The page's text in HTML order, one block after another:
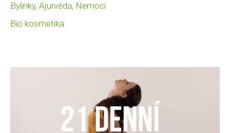
Bylinky, Ajurvéda, Nemoci
Bio kosmetika